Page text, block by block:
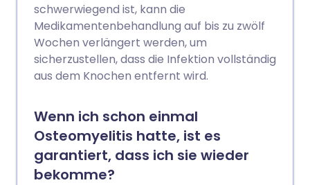
schwerwiegend ist, kann die
Medikamentenbehandlung auf bis zu zwölf
Wochen verlängert werden, um
sicherzustellen, dass die Infektion vollständig
aus dem Knochen entfernt wird.
Wenn ich schon einmal
Osteomyelitis hatte, ist es
garantiert, dass ich sie wieder
bekomme?